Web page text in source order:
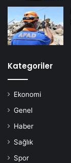
Kategoriler
Ekonomi
Genel
Haber
Sağlık
Spor